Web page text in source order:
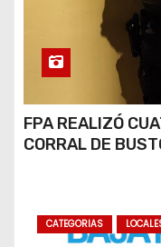
FPA REALIZÓ
CORRAL DE
CATEGORIAS